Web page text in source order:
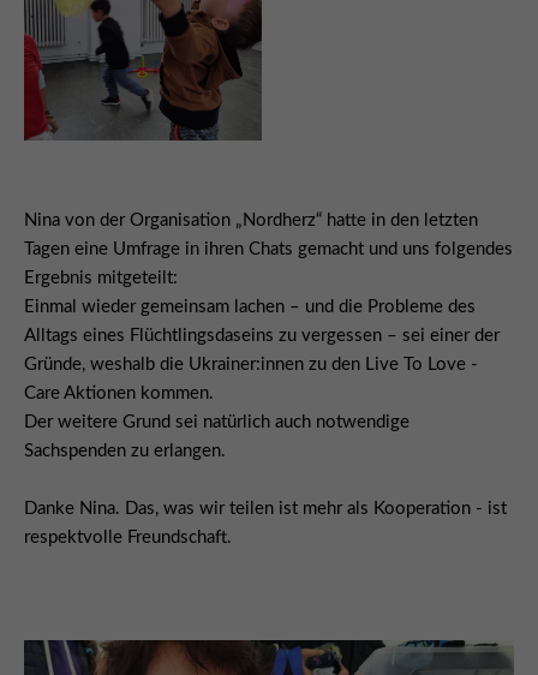
Nina von der Organisation „Nordherz“ hatte in den letzten
Tagen eine Umfrage in ihren Chats gemacht und uns folgendes
Ergebnis mitgeteilt:
Einmal wieder gemeinsam lachen – und die Probleme des
Alltags eines Flüchtlingsdaseins zu vergessen – sei einer der
Gründe, weshalb die Ukrainer:innen zu den Live To Love -
Care Aktionen kommen.
Der weitere Grund sei natürlich auch notwendige
Sachspenden zu erlangen.
Danke Nina. Das, was wir teilen ist mehr als Kooperation - ist
respektvolle Freundschaft.